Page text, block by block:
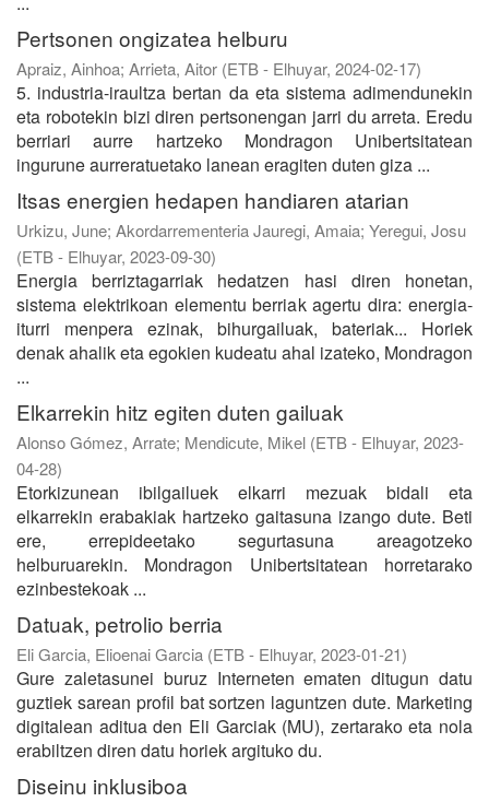
Pertsonen ongizatea helburu
Apraiz, Ainhoa; Arrieta, Aitor (ETB - Elhuyar, 2024-02-17)
5. industria-iraultza bertan da eta sistema adimendunekin
eta robotekin bizi diren pertsonengan jarri du arreta. Eredu
berriari aurre hartzeko Mondragon Unibertsitatean
ingurune aurreratuetako lanean eragiten duten giza ...
Itsas energien hedapen handiaren atarian
Urkizu, June; Akordarrementeria Jauregi, Amaia; Yeregui, Josu
(ETB - Elhuyar, 2023-09-30)
Energia berriztagarriak hedatzen hasi diren honetan,
sistema elektrikoan elementu berriak agertu dira: energia-
iturri menpera ezinak, bihurgailuak, bateriak... Horiek
denak ahalik eta egokien kudeatu ahal izateko, Mondragon
...
Elkarrekin hitz egiten duten gailuak
Alonso Gómez, Arrate; Mendicute, Mikel (ETB - Elhuyar, 2023-
04-28)
Etorkizunean ibilgailuek elkarri mezuak bidali eta
elkarrekin erabakiak hartzeko gaitasuna izango dute. Beti
ere, errepideetako segurtasuna areagotzeko
helburuarekin. Mondragon Unibertsitatean horretarako
ezinbestekoak ...
Datuak, petrolio berria
Eli Garcia, Elioenai Garcia (ETB - Elhuyar, 2023-01-21)
Gure zaletasunei buruz Interneten ematen ditugun datu
guztiek sarean profil bat sortzen laguntzen dute. Marketing
digitalean aditua den Eli Garciak (MU), zertarako eta nola
erabiltzen diren datu horiek argituko du.
Diseinu inklusiboa